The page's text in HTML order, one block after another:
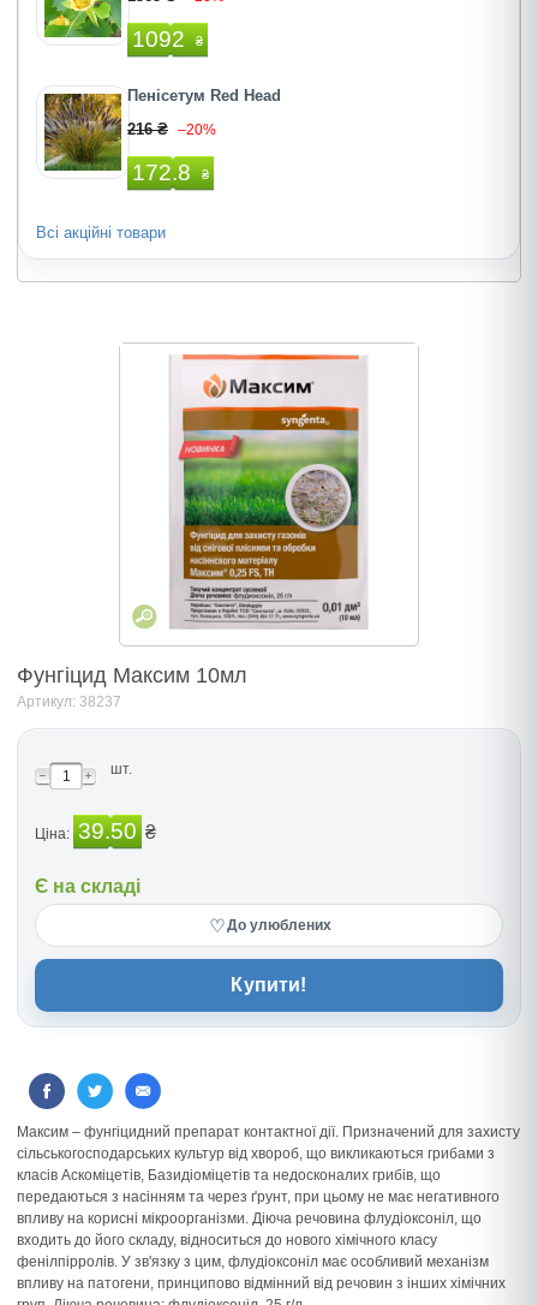
1092 ₴
Пенiсетум Red Head
216 ₴ –20%
172.8 ₴
Всі акційні товари
Фунгіцид Максим 10мл
Артикул: 38237
шт.
Ціна: 39.50 ₴
Є на складі
♡До улюблених
Купити!
Максим – фунгіцидний препарат контактної дії. Призначений для захисту
сільськогосподарських культур від хвороб, що викликаються грибами з
класів Аскоміцетів, Базидіоміцетів та недосконалих грибів, що
передаються з насінням та через ґрунт, при цьому не має негативного
впливу на корисні мікроорганізми. Діюча речовина флудіоксоніл, що
входить до його складу, відноситься до нового хімічного класу
фенілпірролів. У зв'язку з цим, флудіоксоніл має особливий механізм
впливу на патогени, принципово відмінний від речовин з інших хімічних